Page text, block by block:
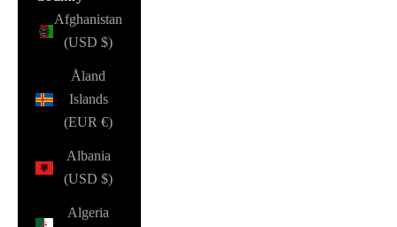
Afghanistan
(USD $)
Åland
Islands
(EUR €)
Albania
(USD $)
Algeria